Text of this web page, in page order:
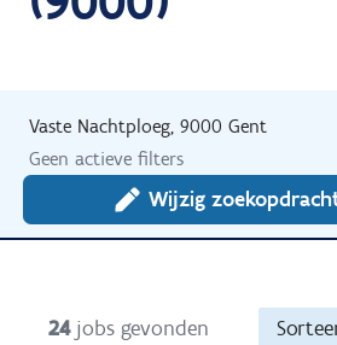
Vaste Nachtploeg, 9000 Gent
Geen actieve filters
Wijzig
24 jobs gevonden